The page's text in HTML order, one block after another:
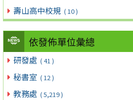
壽山高中校規 ( 10 )
依發佈單位彙總
研發處 ( 41 )
秘書室 ( 12 )
教務處 ( 5,219 )